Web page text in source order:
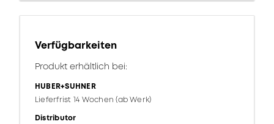
Verfügbarkeiten
Produkt erhältlich bei:
HUBER+SUHNER
Lieferfrist 14 Wochen (ab Werk)
Distributor